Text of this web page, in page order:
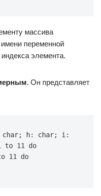
массива
переменной
элемента.
. Он представляет
h: char; i:
11 do
11 do